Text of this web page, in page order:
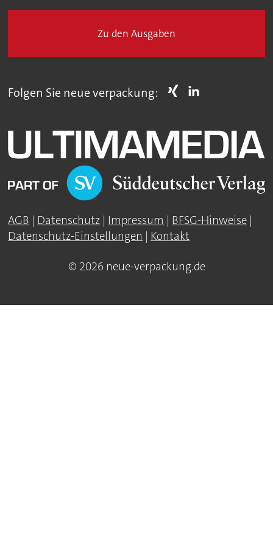
Zu den Ausgaben
Folgen Sie neue verpackung:
AGB | Datenschutz | Impressum | BFSG-Hinweise |
Datenschutz-Einstellungen | Kontakt
© 2026 neue-verpackung.de